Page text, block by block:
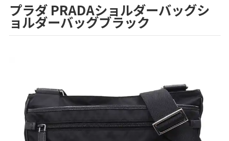
プラダ PRADAショルダーバッグシ
ョルダーバッグブラック